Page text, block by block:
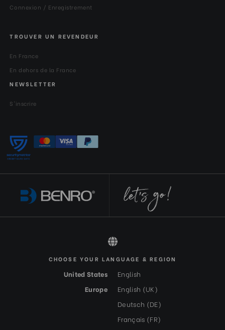
Connexion / Enregistrement
TROUVER UN REVENDEUR
En France
En dehors de la France
NEWSLETTER
S'inscrire
All rights reserved 2026 © Benro FR-EUR
CHOOSE YOUR LANGUAGE & REGION
United States
English
Europe
English (UK)
Deutsch (DE)
Français (FR)